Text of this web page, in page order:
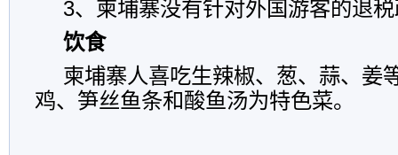
3、柬埔寨没有针对外国游客的退
饮食
柬埔寨人喜吃生辣椒、葱、蒜、姜
鸡、笋丝鱼条和酸鱼汤为特色菜。